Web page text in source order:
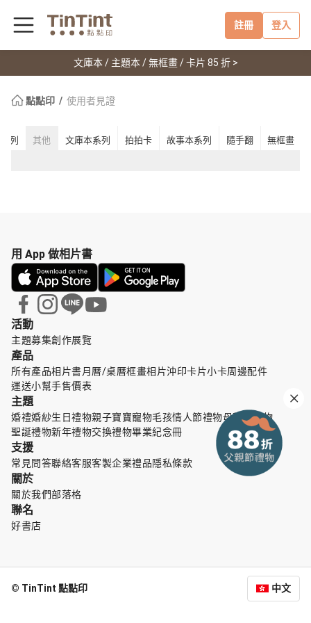
註冊 登入
文庫本 / 主題本 / 無框畫 / 卡片 85 折 >
點點印 使用者見證
列 其他 文庫本系列 拍拍卡 故事本系列 隨手翻 無框畫
活動
主題募集創作展覽
產品
所有產品相片書月曆/桌曆框畫相片沖印卡片小卡周邊配件
運送小幫手售價表
主題
婚禮婚紗生日禮物親子寶寶寵物毛孩情人節禮物母親節禮物
聖誕禮物新年禮物交換禮物畢業紀念冊
支援
常見問答聯絡客服客製企業禮品隱私條款
關於
關於我們部落格
聯名
好書店
用 App 做相片書
© TinTint 點點印 中文